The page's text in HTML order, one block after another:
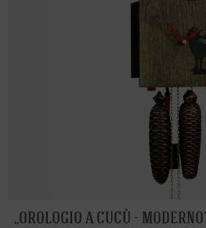
OROLOGIO A CUCÙ - MODERNO